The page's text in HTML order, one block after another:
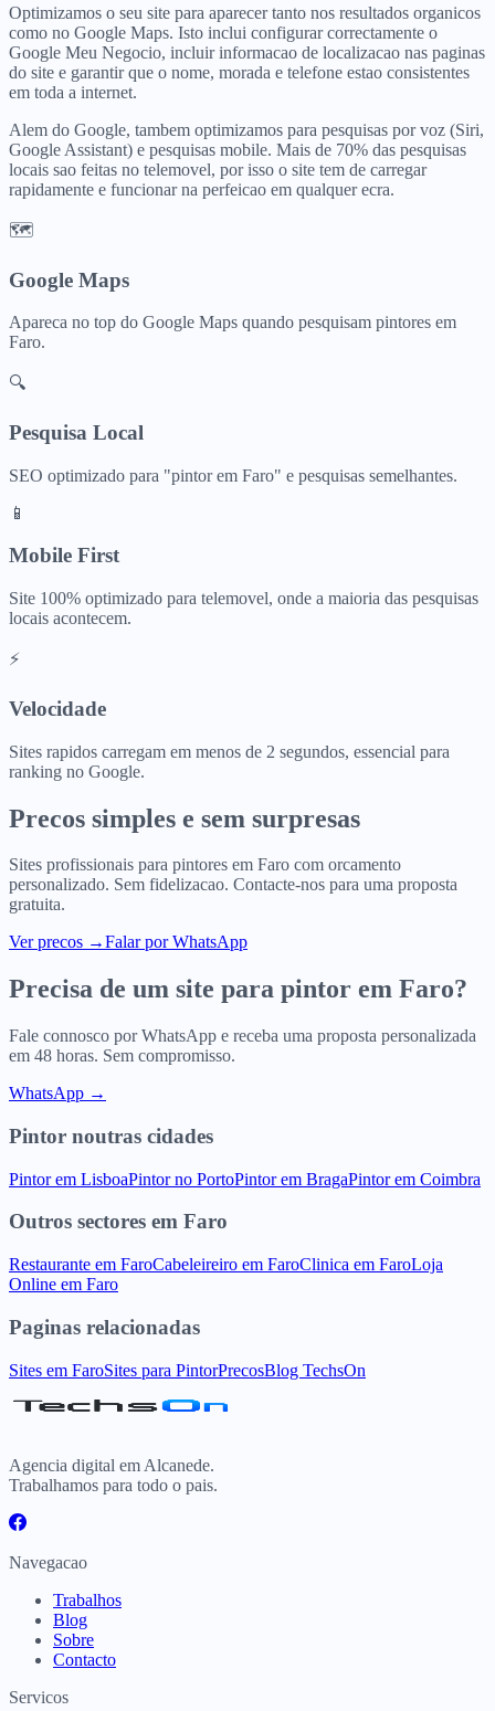
Optimizamos o seu site para aparecer tanto nos resultados organicos
como no Google Maps. Isto inclui configurar correctamente o
Google Meu Negocio, incluir informacao de localizacao nas paginas
do site e garantir que o nome, morada e telefone estao consistentes
em toda a internet.
Alem do Google, tambem optimizamos para pesquisas por voz (Siri,
Google Assistant) e pesquisas mobile. Mais de 70% das pesquisas
locais sao feitas no telemovel, por isso o site tem de carregar
rapidamente e funcionar na perfeicao em qualquer ecra.
🗺️
Google Maps
Apareca no top do Google Maps quando pesquisam pintores em
Faro.
🔍
Pesquisa Local
SEO optimizado para "pintor em Faro" e pesquisas semelhantes.
📱
Mobile First
Site 100% optimizado para telemovel, onde a maioria das pesquisas
locais acontecem.
⚡
Velocidade
Sites rapidos carregam em menos de 2 segundos, essencial para
ranking no Google.
Precos simples e sem surpresas
Sites profissionais para pintores em Faro com orcamento
personalizado. Sem fidelizacao. Contacte-nos para uma proposta
gratuita.
Ver precos →Falar por WhatsApp
Precisa de um site para pintor em Faro?
Fale connosco por WhatsApp e receba uma proposta personalizada
em 48 horas. Sem compromisso.
WhatsApp →
Pintor noutras cidades
Pintor em LisboaPintor no PortoPintor em BragaPintor em Coimbra
Outros sectores em Faro
Restaurante em FaroCabeleireiro em FaroClinica em FaroLoja
Online em Faro
Paginas relacionadas
Sites em FaroSites para PintorPrecosBlog TechsOn
Agencia digital em Alcanede.
Trabalhamos para todo o pais.
Navegacao
Trabalhos
Blog
Sobre
Contacto
Servicos